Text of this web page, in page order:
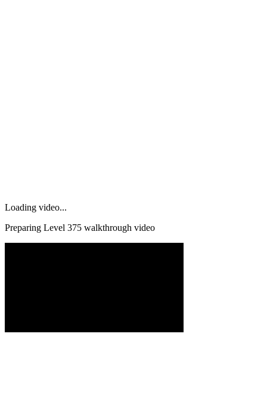
Loading video...
Preparing Level 375 walkthrough video